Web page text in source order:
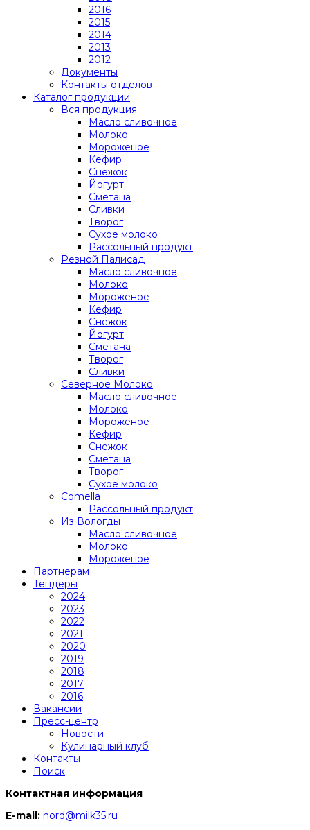
2016
2015
2014
2013
2012
Документы
Контакты отделов
Каталог продукции
Вся продукция
Масло сливочное
Молоко
Мороженое
Кефир
Снежок
Йогурт
Сметана
Сливки
Творог
Сухое молоко
Рассольный продукт
Резной Палисад
Масло сливочное
Молоко
Мороженое
Кефир
Снежок
Йогурт
Сметана
Творог
Сливки
Северное Молоко
Масло сливочное
Молоко
Мороженое
Кефир
Снежок
Сметана
Творог
Сухое молоко
Comеlla
Рассольный продукт
Из Вологды
Масло сливочное
Молоко
Мороженое
Партнерам
Тендеры
2024
2023
2022
2021
2020
2019
2018
2017
2016
Вакансии
Пресс-центр
Новости
Кулинарный клуб
Контакты
Поиск
Контактная информация
E-mail: nord@milk35.ru